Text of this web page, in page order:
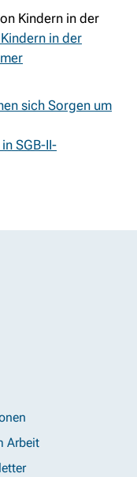
Kindern in der
in der
sich Sorgen um
SGB-II-
Arbeit